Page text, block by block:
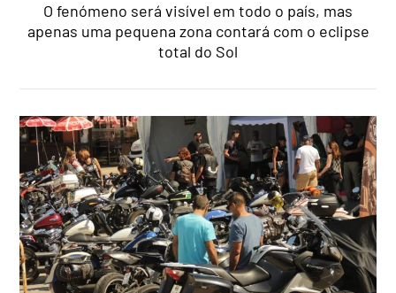
O fenómeno será visível em todo o país, mas
apenas uma pequena zona contará com o eclipse
total do Sol